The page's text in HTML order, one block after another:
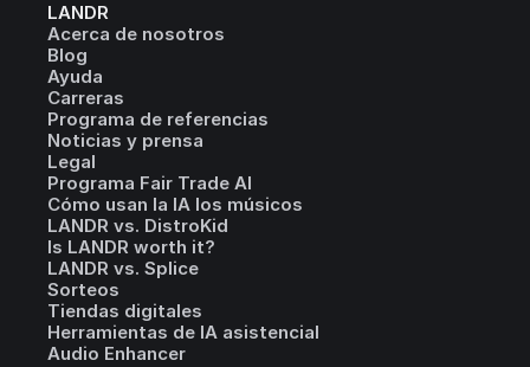
LANDR
Acerca de nosotros
Blog
Ayuda
Carreras
Programa de referencias
Noticias y prensa
Legal
Programa Fair Trade AI
Cómo usan la IA los músicos
LANDR vs. DistroKid
Is LANDR worth it?
LANDR vs. Splice
Sorteos
Tiendas digitales
Herramientas de IA asistencial
Audio Enhancer